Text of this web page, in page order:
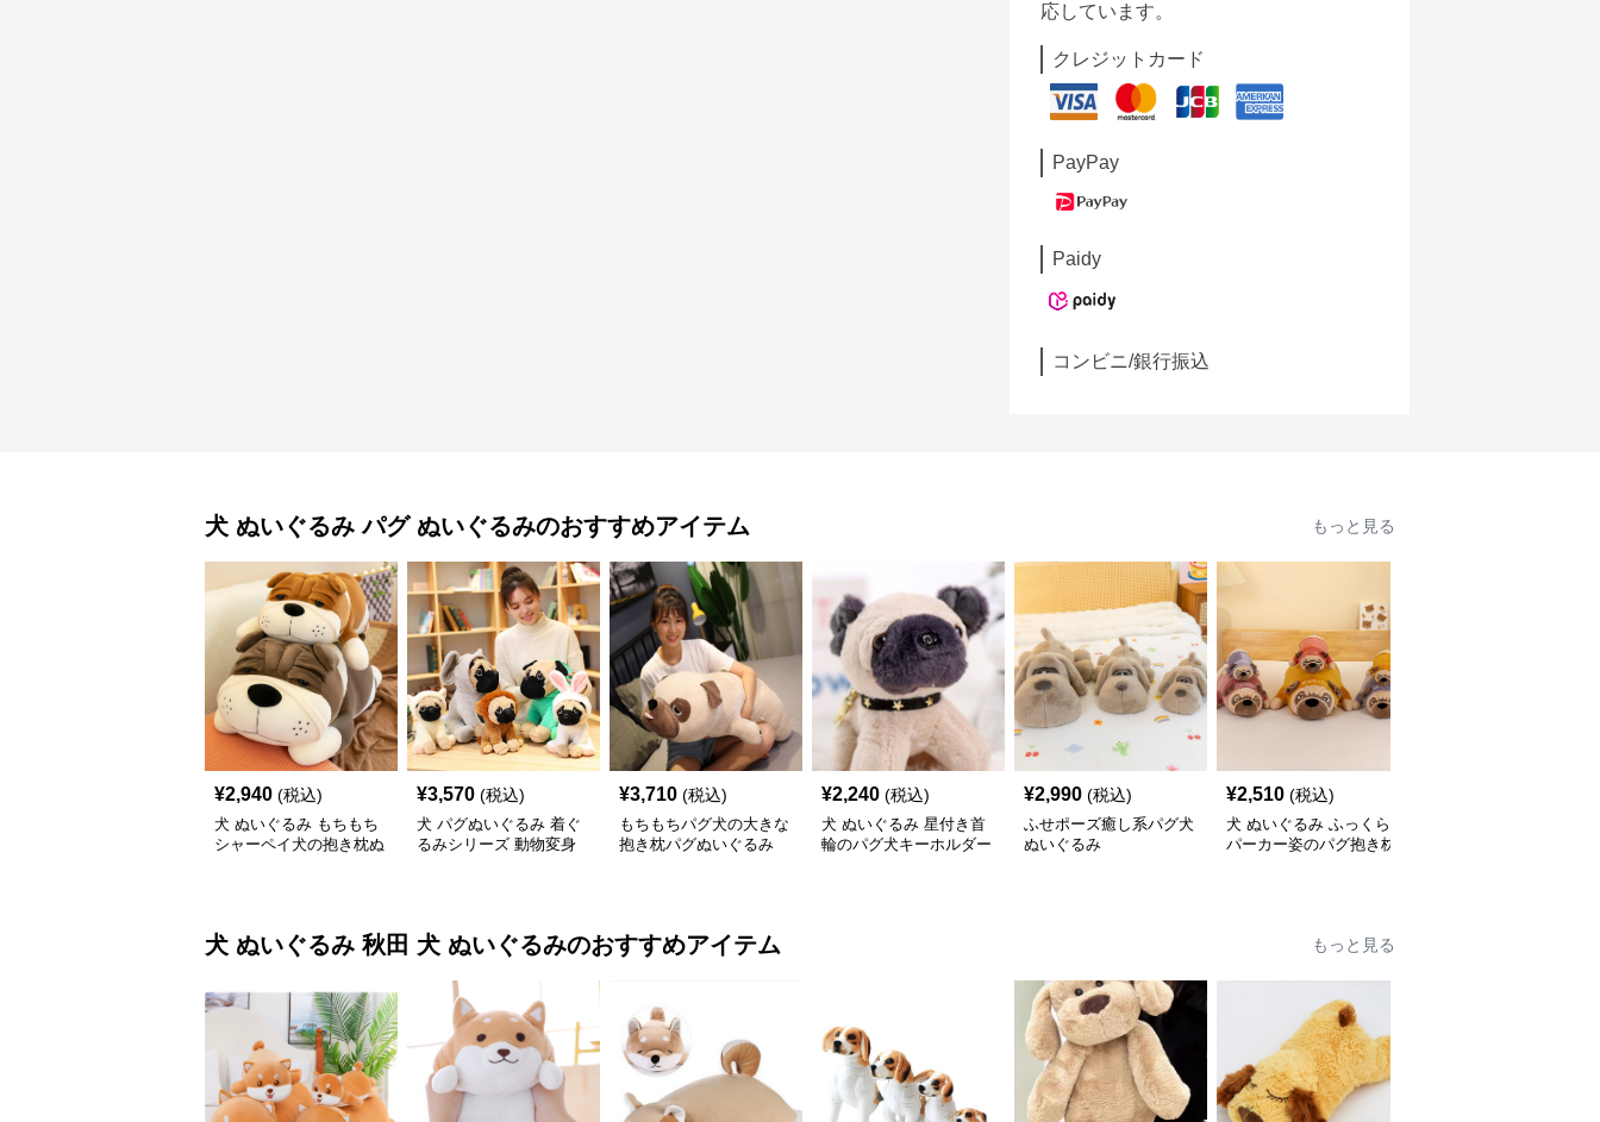
応しています。
クレジットカード
PayPay
Paidy
コンビニ/銀行振込
犬 ぬいぐるみ パグ ぬいぐるみのおすすめアイテム もっと見る
¥2,940 (税込)
犬 ぬいぐるみ もちもち
シャーペイ犬の抱き枕ぬ
¥3,570 (税込)
犬 パグぬいぐるみ 着ぐ
るみシリーズ 動物変身
¥3,710 (税込)
もちもちパグ犬の大きな
抱き枕パグぬいぐるみ
¥2,240 (税込)
犬 ぬいぐるみ 星付き首
輪のパグ犬キーホルダー
¥2,990 (税込)
ふせポーズ癒し系パグ犬
ぬいぐるみ
¥2,510 (税込)
犬 ぬいぐるみ ふっくら
パーカー姿のパグ抱き枕
犬 ぬいぐるみ 秋田 犬 ぬいぐるみのおすすめアイテム もっと見る